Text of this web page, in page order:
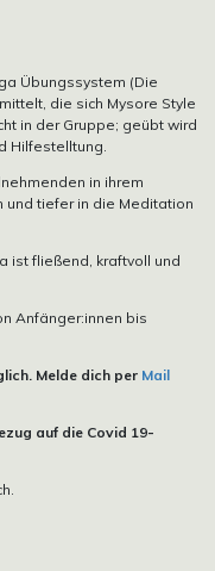
Übungssystem (Die
die sich Mysore Style
in der Gruppe; geübt wird
Hilfestelltung.
in ihrem
und tiefer in die Meditation
ist fließend, kraftvoll und
Anfänger:innen bis
Melde dich per Mail
auf die Covid 19-